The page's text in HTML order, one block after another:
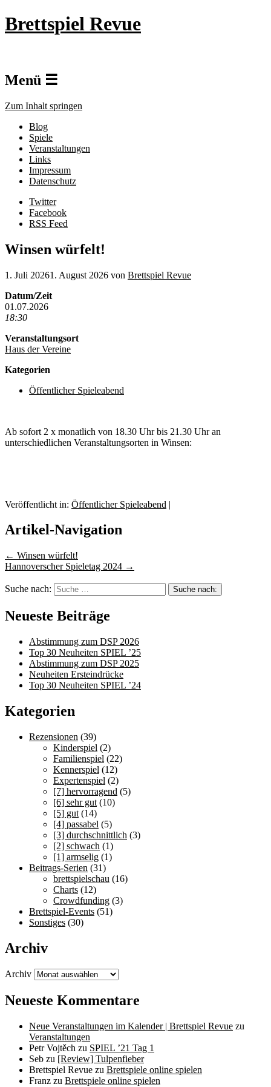
Brettspiel Revue
Menü ☰
Zum Inhalt springen
Blog
Spiele
Veranstaltungen
Links
Impressum
Datenschutz
Twitter
Facebook
RSS Feed
Winsen würfelt!
1. Juli 20261. August 2026 von Brettspiel Revue
Datum/Zeit
01.07.2026
18:30
Veranstaltungsort
Haus der Vereine
Kategorien
Öffentlicher Spieleabend
Ab sofort 2 x monatlich von 18.30 Uhr bis 21.30 Uhr an
unterschiedlichen Veranstaltungsorten in Winsen:
Veröffentlicht in: Öffentlicher Spieleabend |
Artikel-Navigation
← Winsen würfelt!
Hannoverscher Spieletag 2024 →
Suche nach:
Neueste Beiträge
Abstimmung zum DSP 2026
Top 30 Neuheiten SPIEL ’25
Abstimmung zum DSP 2025
Neuheiten Ersteindrücke
Top 30 Neuheiten SPIEL ’24
Kategorien
Rezensionen (39)
Kinderspiel (2)
Familienspiel (22)
Kennerspiel (12)
Expertenspiel (2)
[7] hervorragend (5)
[6] sehr gut (10)
[5] gut (14)
[4] passabel (5)
[3] durchschnittlich (3)
[2] schwach (1)
[1] armselig (1)
Beitrags-Serien (31)
brettspielschau (16)
Charts (12)
Crowdfunding (3)
Brettspiel-Events (51)
Sonstiges (30)
Archiv
Archiv
Neueste Kommentare
Neue Veranstaltungen im Kalender | Brettspiel Revue zu
Veranstaltungen
Petr Vojtěch zu SPIEL ’21 Tag 1
Seb zu [Review] Tulpenfieber
Brettspiel Revue zu Brettspiele online spielen
Franz zu Brettspiele online spielen